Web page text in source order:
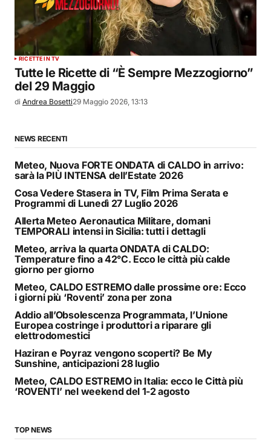
RICETTE IN TV
Tutte le Ricette di “È Sempre Mezzogiorno”
del 29 Maggio
di Andrea Bosetti29 Maggio 2026, 13:13
NEWS RECENTI
Meteo, Nuova FORTE ONDATA di CALDO in arrivo:
sarà la PIÙ INTENSA dell’Estate 2026
Cosa Vedere Stasera in TV, Film Prima Serata e
Programmi di Lunedì 27 Luglio 2026
Allerta Meteo Aeronautica Militare, domani
TEMPORALI intensi in Sicilia: tutti i dettagli
Meteo, arriva la quarta ONDATA di CALDO:
Temperature fino a 42°C. Ecco le città più calde
giorno per giorno
Meteo, CALDO ESTREMO dalle prossime ore: Ecco
i giorni più ‘Roventi’ zona per zona
Addio all’Obsolescenza Programmata, l’Unione
Europea costringe i produttori a riparare gli
elettrodomestici
Haziran e Poyraz vengono scoperti? Be My
Sunshine, anticipazioni 28 luglio
Meteo, CALDO ESTREMO in Italia: ecco le Città più
‘ROVENTI’ nel weekend del 1-2 agosto
TOP NEWS